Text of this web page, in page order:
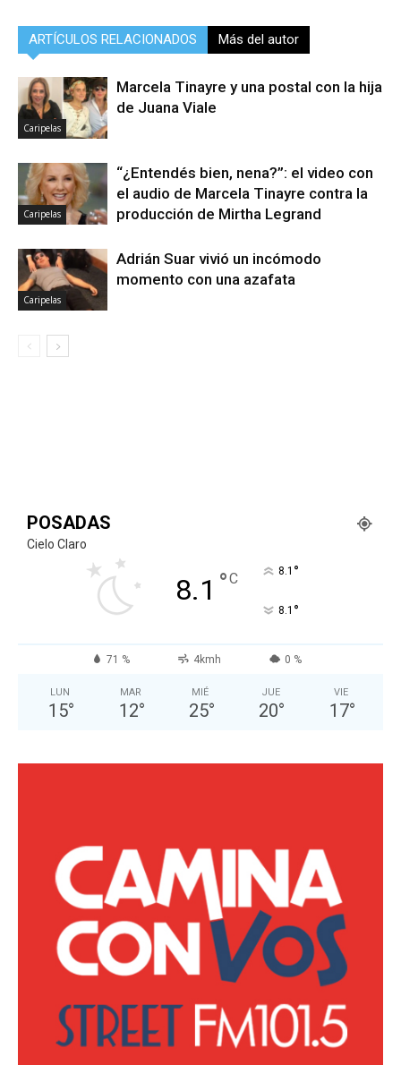
ARTÍCULOS RELACIONADOS Más del autor
Caripelas
Marcela Tinayre y una postal con la hija
de Juana Viale
Caripelas
“¿Entendés bien, nena?”: el video con
el audio de Marcela Tinayre contra la
producción de Mirtha Legrand
Caripelas
Adrián Suar vivió un incómodo
momento con una azafata
POSADAS
Cielo Claro
8.1 °C 8.1 °
8.1 °
71 % 4kmh 0 %
LUN
15°
MAR
12°
MIÉ
25°
JUE
20°
VIE
17°